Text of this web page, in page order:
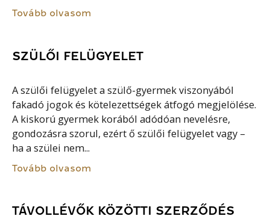
Tovább olvasom
SZÜLŐI FELÜGYELET
A szülői felügyelet a szülő-gyermek viszonyából
fakadó jogok és kötelezettségek átfogó megjelölése.
A kiskorú gyermek korából adódóan nevelésre,
gondozásra szorul, ezért ő szülői felügyelet vagy –
ha a szülei nem...
Tovább olvasom
TÁVOLLÉVŐK KÖZÖTTI SZERZŐDÉS